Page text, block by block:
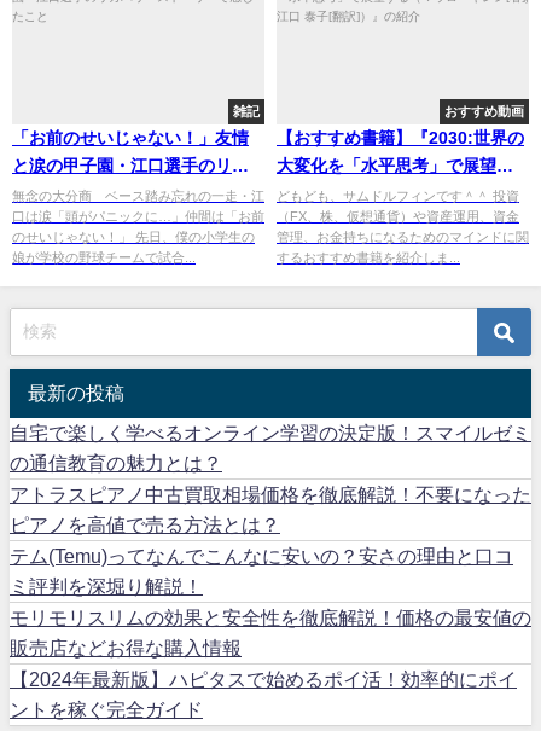
雑記
「お前のせいじゃない！」友情
と涙の甲子園・江口選手のリカ
バリーストーリーで感じたこと
無念の大分商 ベース踏み忘れの一走・江
口は涙「頭がパニックに…」仲間は「お前
のせいじゃない！」 先日、僕の小学生の
娘が学校の野球チームで試合...
おすすめ動画
【おすすめ書籍】『2030:世界の
大変化を「水平思考」で展望す
る（マウロ・ギレン[著], 江口 泰
子[翻訳]）』の紹介
どもども、サムドルフィンです＾＾ 投資
（FX、株、仮想通貨）や資産運用、資金
管理、お金持ちになるためのマインドに関
するおすすめ書籍を紹介しま...
最新の投稿
自宅で楽しく学べるオンライン学習の決定版！スマイルゼミ
の通信教育の魅力とは？
アトラスピアノ中古買取相場価格を徹底解説！不要になった
ピアノを高値で売る方法とは？
テム(Temu)ってなんでこんなに安いの？安さの理由と口コ
ミ評判を深堀り解説！
モリモリスリムの効果と安全性を徹底解説！価格の最安値の
販売店などお得な購入情報
【2024年最新版】ハピタスで始めるポイ活！効率的にポイ
ントを稼ぐ完全ガイド